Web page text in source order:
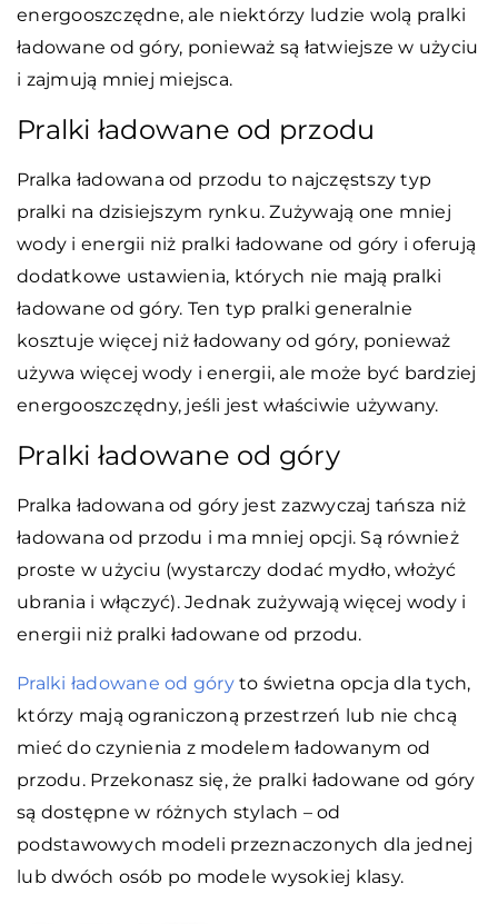
energooszczędne, ale niektórzy ludzie wolą pralki
ładowane od góry, ponieważ są łatwiejsze w użyciu
i zajmują mniej miejsca.
Pralki ładowane od przodu
Pralka ładowana od przodu to najczęstszy typ
pralki na dzisiejszym rynku. Zużywają one mniej
wody i energii niż pralki ładowane od góry i oferują
dodatkowe ustawienia, których nie mają pralki
ładowane od góry. Ten typ pralki generalnie
kosztuje więcej niż ładowany od góry, ponieważ
używa więcej wody i energii, ale może być bardziej
energooszczędny, jeśli jest właściwie używany.
Pralki ładowane od góry
Pralka ładowana od góry jest zazwyczaj tańsza niż
ładowana od przodu i ma mniej opcji. Są również
proste w użyciu (wystarczy dodać mydło, włożyć
ubrania i włączyć). Jednak zużywają więcej wody i
energii niż pralki ładowane od przodu.
Pralki ładowane od góryto świetna opcja dla tych,
którzy mają ograniczoną przestrzeń lub nie chcą
mieć do czynienia z modelem ładowanym od
przodu. Przekonasz się, że pralki ładowane od góry
są dostępne w różnych stylach – od
podstawowych modeli przeznaczonych dla jednej
lub dwóch osób po modele wysokiej klasy.